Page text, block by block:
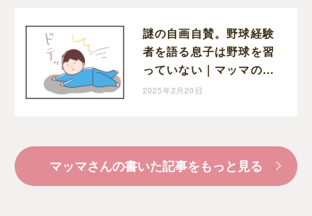
謎の自画自賛。野球経験
者を語る息子は野球を習
っていない｜マッマの育
児漫画
2025年2月20日
マッマさんの書いた記事をもっと見る